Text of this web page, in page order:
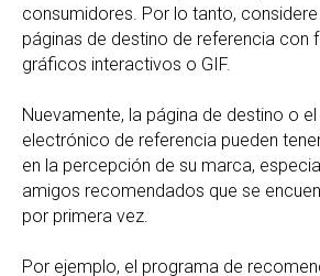
consumidores. Por lo tanto,
páginas de destino de referencia con
gráficos interactivos o GIF.
Nuevamente, la página de destino o
electrónico de referencia pueden
en la percepción de su marca,
amigos recomendados que se
por primera vez.
Por ejemplo, el programa de